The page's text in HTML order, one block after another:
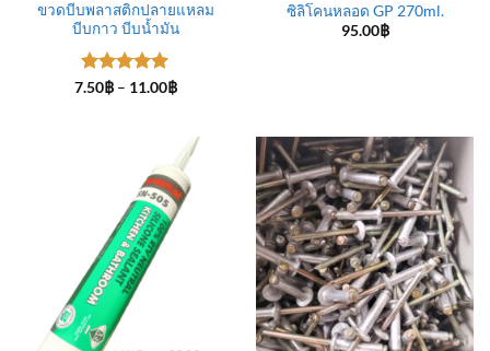
ขวดบีบพลาสติกปลายแหลม
บีบกาว บีบน้ำมัน
ให้คะแนน
7.50฿ – 11.00฿Price
11.00฿
ซิลิโคนหลอด GP 270ml.
95.00฿